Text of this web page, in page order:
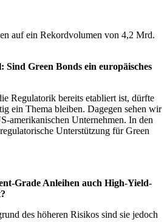
auf ein Rekordvolumen von 4,2 Mrd.
Sind Green Bonds ein europäisches
Regulatorik bereits etabliert ist, dürfte
ein Thema bleiben. Dagegen sehen wir
amerikanischen Unternehmen. In den
Unterstützung für Green
Grade Anleihen auch High-Yield-
des höheren Risikos sind sie jedoch